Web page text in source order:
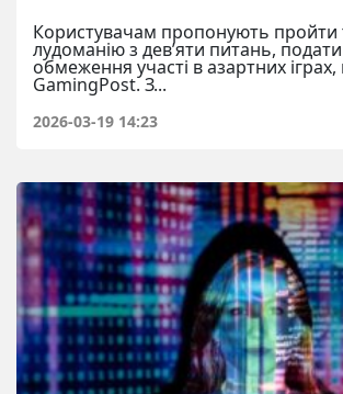
Користувачам пропонують пройти
лудоманію з дев’яти питань,
обмеження участі в азартних
GamingPost. З...
2026-03-19 14:23